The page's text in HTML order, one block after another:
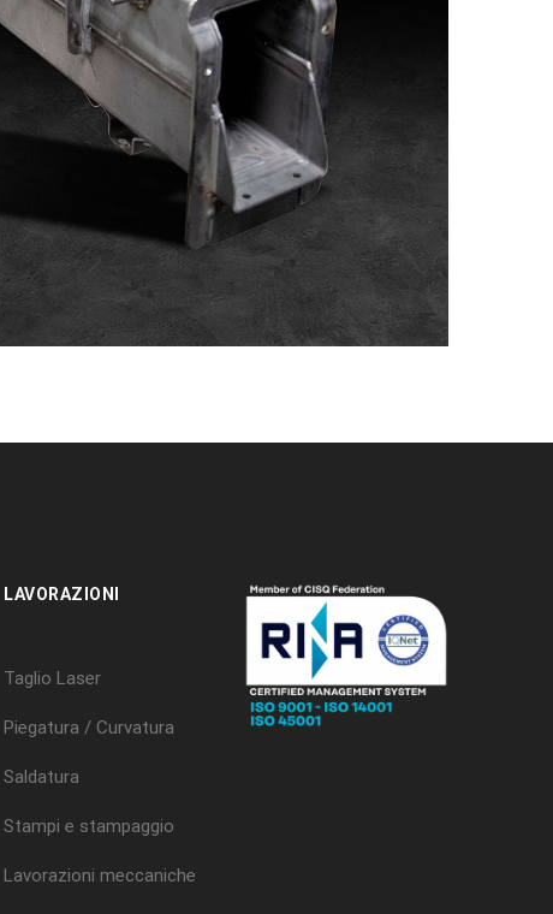
LAVORAZIONI
Taglio Laser
Piegatura / Curvatura
Saldatura
Stampi e stampaggio
Lavorazioni meccaniche